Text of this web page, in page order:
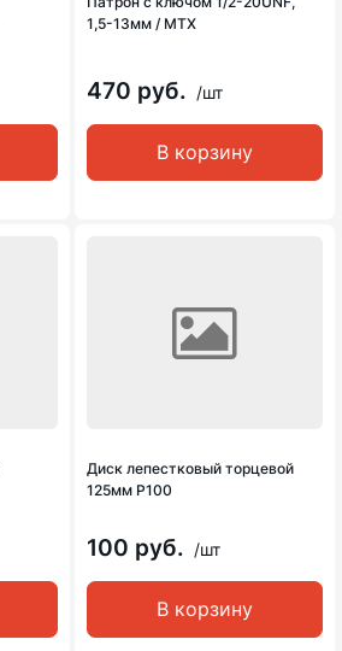
1,5-13мм / MTX
470 руб. /шт
В корзину
Диск лепестковый торцевой
125мм Р100
100 руб. /шт
В корзину